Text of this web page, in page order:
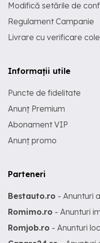
Modifică setările de
Regulament Campanie
Livrare cu verificare
Informații utile
Puncte de fidelitate
Anunț Premium
Abonament VIP
Anunț promo
Parteneri
Bestauto.ro - Anunturi
Romimo.ro - Anunturi
Romjob.ro - Anunturi